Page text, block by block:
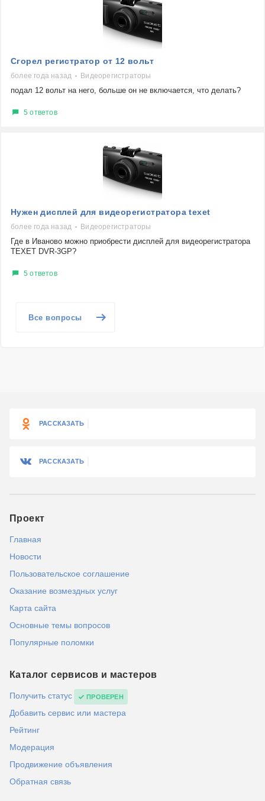
Сгорел регистратор от 12 вольт
более года назад Видеорегистраторы
подал 12 вольт на него, больше он не включается, что делать?
5 ответов
Нужен дисплей для видеорегистратора texet
более года назад Видеорегистраторы
Где в Иваново можно приобрести дисплей для видеорегистратора
TEXET DVR-3GP?
5 ответов
Все вопросы
РАССКАЗАТЬ
РАССКАЗАТЬ
Проект
Главная
Новости
Пользовательское соглашение
Оказание возмездных услуг
Карта сайта
Основные темы вопросов
Популярные поломки
Каталог сервисов и мастеров
Получить статус ПРОВЕРЕН
Добавить сервис или мастера
Рейтинг
Модерация
Продвижение объявления
Обратная связь